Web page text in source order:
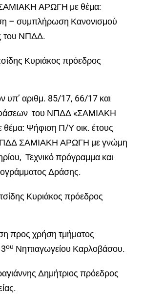
ΑΡΩΓΗ με θέμα:
– συμπλήρωση Κανονισμού
του ΝΠΔΔ.
Κυριάκος πρόεδρος
υπ’ αριθμ. 85/17, 66/17 και
του ΝΠΔΔ «ΣΑΜΙΑΚΗ
Ψήφιση Π/Υ οικ. έτους
ΣΑΜΙΑΚΗ ΑΡΩΓΗ με γνώμη
Τεχνικό πρόγραμμα και
Δράσης.
Κυριάκος πρόεδρος
προς χρήση τμήματος
ου Νηπιαγωγείου Καρλοβάσου.
Δημήτριος πρόεδρος